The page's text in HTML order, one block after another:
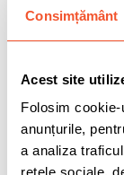
Consimțământ
Acest site
Folosim
anunțurile,
a analiza
rețele sociale,